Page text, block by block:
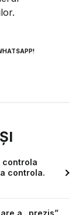
controla
controla.
a „prezis”